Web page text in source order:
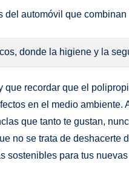
del automóvil ‌que
donde la higiene y la
recordar⁣ que el
en el‌ medio ambiente.
que tanto te gustan,
no se trata de​ deshacerte
‍para tus